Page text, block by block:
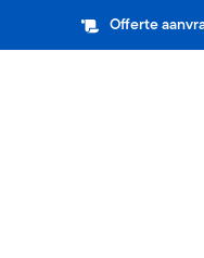
Offerte